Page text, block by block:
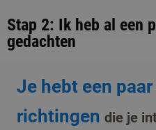
Stap 2: Ik heb al een
gedachten
Je hebt een
richtingen die je